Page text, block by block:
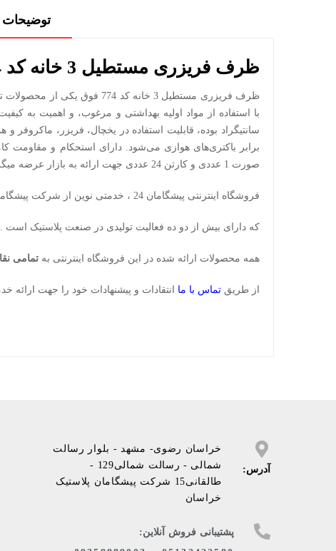
توضیحات
ظرف فریزری مستطیل 3 خانه کد 774 – لیمون
ظرف فریزری مستطیل 3 خانه
سانتیگراد بوده، قابلیت استفاده در یخچال، فریزر،
برابر باکتری‌های هوازی می‌شود. دارای استحکام و مقاومت
صورت 1 عددی و کارتن 24 عددی جهت ارائه به بازار عرضه میگردد. جهت مشاهده دیگر محصولات این برند، می‌توانید روی لینک مقابل کلیک نمایید. ((
فروشگاه اینترنتی پیشگامان 24 ، خدمتی نوین از شرکت پیشگامان پلاستیک خراسان می باشد .
که دارای بیش از دو ده فعالیت تولیدی در صنعت پلاستیک است .
همه محصولات ارائه شده در این فروشگاه اینترنتی به تمامی
از طریق تماس با ما انتقادات و پیشنهادات خود را جهت ارائه
آدرس:
خراسان رضوی- مشهد - بلوار رسالت
شمالی - رسالت شمالی129 -
طالقانی15 شرکت پیشگامان پلاستیک
خراسان
پشتیبانی فروش آنلاین: